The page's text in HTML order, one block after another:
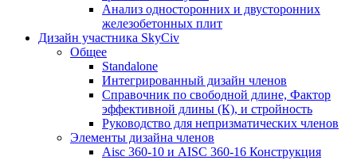
Анализ односторонних и двусторонних
железобетонных плит
Дизайн участника SkyCiv
Общее
Standalone
Интегрированный дизайн членов
Справочник по свободной длине, Фактор
эффективной длины (К), и стройность
Руководство для непризматических членов
Элементы дизайна членов
Aisc 360-10 и AISC 360-16 Конструкция